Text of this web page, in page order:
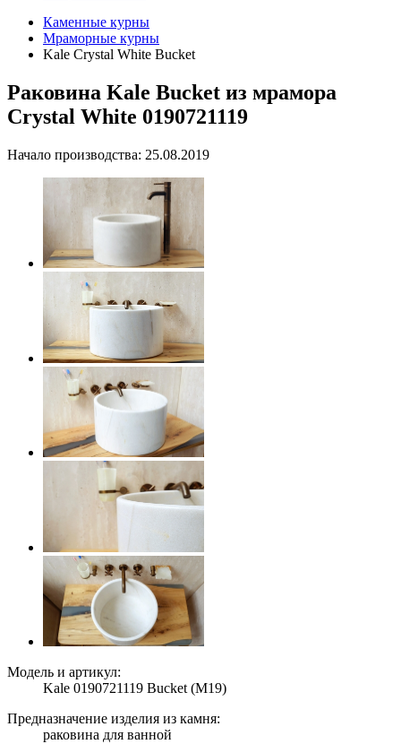
Каменные курны
Мраморные курны
Kale Crystal White Bucket
Раковина Kale Bucket из мрамора
Crystal White 0190721119
Начало производства: 25.08.2019
Модель и артикул:
Kale 0190721119 Bucket (M19)
Предназначение изделия из камня:
раковина для ванной